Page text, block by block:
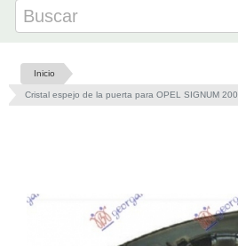
Inicio
Cristal espejo de la puerta para OPEL SIGNUM